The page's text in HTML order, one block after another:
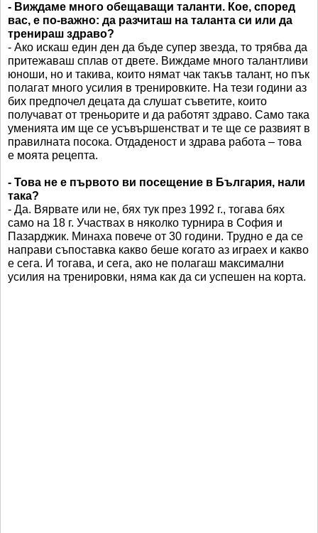
- Виждаме много обещаващи таланти. Кое, според
вас, е по-важно: да разчиташ на таланта си или да
тренираш здраво?
- Ако искаш един ден да бъде супер звезда, то трябва да
притежаваш сплав от двете. Виждаме много талантливи
юноши, но и такива, които нямат чак такъв талант, но пък
полагат много усилия в тренировките. На тези години аз
бих предпочел децата да слушат съветите, които
получават от треньорите и да работят здраво. Само така
уменията им ще се усъвършенстват и те ще се развият в
правилната посока. Отдаденост и здрава работа – това
е моята рецепта.
- Това не е първото ви посещение в България, нали
така?
- Да. Вярвате или не, бях тук през 1992 г., тогава бях
само на 18 г. Участвах в няколко турнира в София и
Пазарджик. Минаха повече от 30 години. Трудно е да се
направи съпоставка какво беше когато аз играех и какво
е сега. И тогава, и сега, ако не полагаш максимални
усилия на тренировки, няма как да си успешен на корта.